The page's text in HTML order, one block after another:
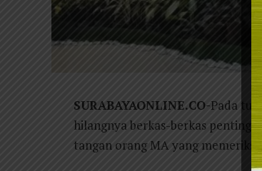
SURABAYAONLINE.CO-Pada
hilangnya berkas-berkas penting
tangan orang MA yang